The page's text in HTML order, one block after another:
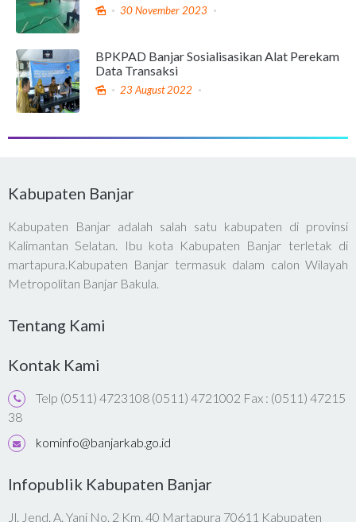
30 November 2023
BPKPAD Banjar Sosialisasikan Alat Perekam
Data Transaksi
23 August 2022
Kabupaten Banjar
Kabupaten Banjar adalah salah satu kabupaten di provinsi
Kalimantan Selatan. Ibu kota Kabupaten Banjar terletak di
martapura.Kabupaten Banjar termasuk dalam calon Wilayah
Metropolitan Banjar Bakula.
Tentang Kami
Kontak Kami
Telp (0511) 4723108 (0511) 4721002 Fax : (0511) 47215
38
kominfo@banjarkab.go.id
Infopublik Kabupaten Banjar
Jl. Jend. A. Yani No. 2 Km. 40 Martapura 70611 Kabupaten